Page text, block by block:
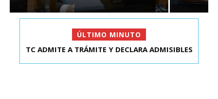
ÚLTIMO MINUTO
EXDIPUTADO LAVÍN SALIÓ DE CAPITÁN YÁBER
TC ADMITE A TRÁMITE Y DECLARA ADMISIBLES